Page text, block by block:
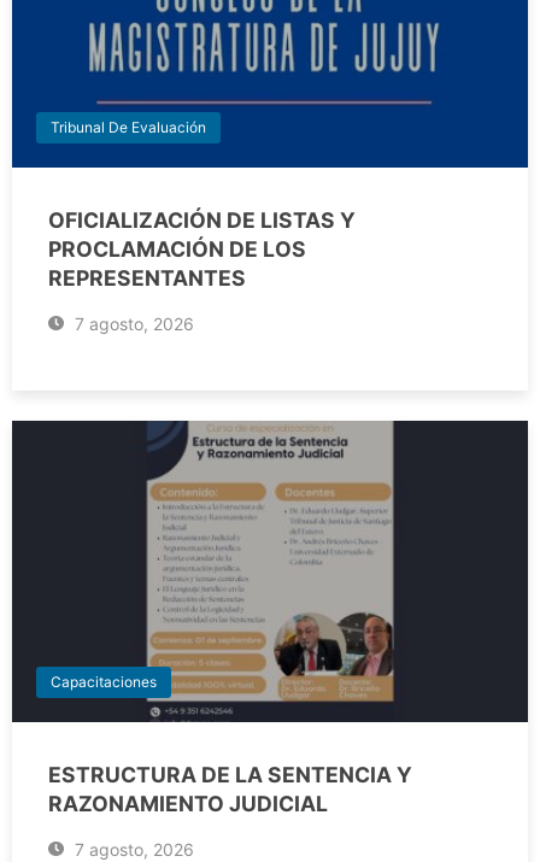
Tribunal De Evaluación
OFICIALIZACIÓN DE LISTAS Y
PROCLAMACIÓN DE LOS
REPRESENTANTES
7 agosto, 2026
Capacitaciones
ESTRUCTURA DE LA SENTENCIA Y
RAZONAMIENTO JUDICIAL
7 agosto, 2026